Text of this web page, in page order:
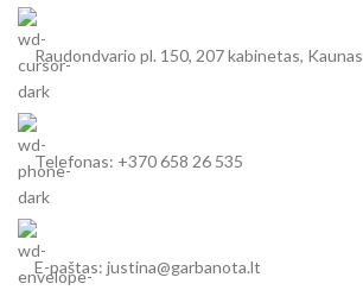
Raudondvario pl. 150, 207 kabinetas, Kaunas
Telefonas: +370 658 26 535
E-paštas: justina@garbanota.lt